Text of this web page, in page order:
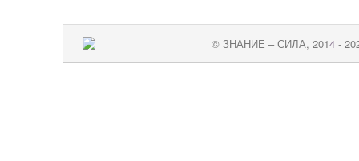
© ЗНАНИЕ – СИЛА, 2014-